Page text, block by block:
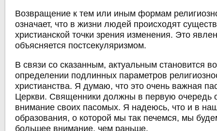
Возвращение к тем или иным формам
означает, что в жизни людей происходят
христианской точки зрения изменения. Это
объясняется постсекуляризмом.
В связи со сказанным, актуальным становится
определении подлинных параметров
христианства. Я думаю, что это очень важная
Церкви. Священники должны в первую очередь
внимание своих пасомых. Я надеюсь, что и в
образования, о которой мы так печемся, мы
большее внимание, чем раньше.